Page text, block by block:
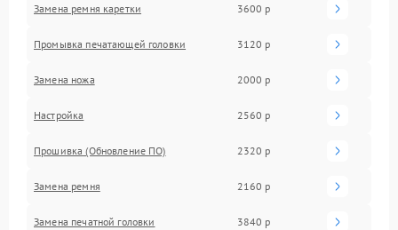
Замена ремня каретки 3600 р
Промывка печатающей головки 3120 р
Замена ножа 2000 р
Настройка 2560 р
Прошивка (Обновление ПО) 2320 р
Замена ремня 2160 р
Замена печатной головки 3840 р